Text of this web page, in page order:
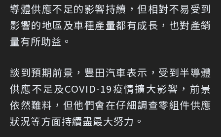
導體供應不足的影響持續，但相對不易受到
影響的地區及車種產量都有成長，也對產銷
量有所助益。
談到預期前景，豐田汽車表示，受到半導體
供應不足及COVID-19疫情擴大影響，前景
依然難料，但他們會在仔細調查零組件供應
狀況等方面持續盡最大努力。